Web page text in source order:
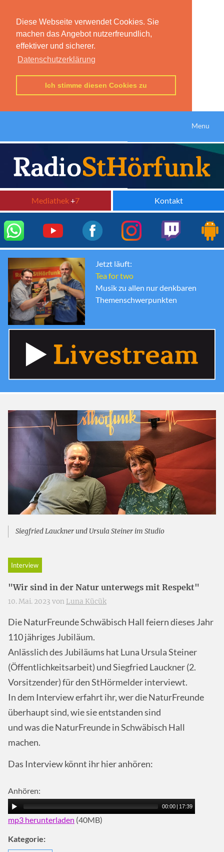
Diese Webseite verwendet Cookies. Sie
machen das Angebot nutzerfreundlich,
effektiver und sicherer.
Datenschutzerklärung
Ich stimme diesen Cookies zu
Menu
Mediathek+7 Kontakt
Jetzt läuft:
Tea for two
Musik zu allen nur denkbaren
Themenschwerpunkten
Siegfried Lauckner und Ursula Steiner im Studio
Interview
"Wir sind in der Natur unterwegs mit Respekt"
10. Mai. 2023 von Luna Kücük
Die NaturFreunde Schwäbisch Hall feiern dieses Jahr
110 jähriges Jubiläum.
Anlässlich des Jubiläums hat Luna Ursula Steiner
(Öffentlichkeitsarbeit) und Siegfried Lauckner (2.
Vorsitzender) für den StHörmelder interviewt.
In dem Interview erfahrt ihr, wer die NaturFreunde
überhaupt sind, wie sie entstanden sind
und was die NaturFreunde in Schwäbisch Hall
machen.
Das Interview könnt ihr hier anhören:
Anhören:
00:00 17:39
mp3 herunterladen (40MB)
Kategorie: